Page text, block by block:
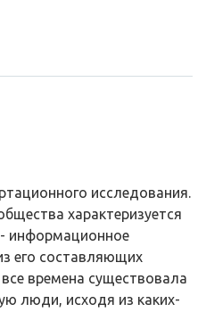
исследования.
характеризуется
информа­ционное
его составляющих
времена существовала
люди, исходя из каких-